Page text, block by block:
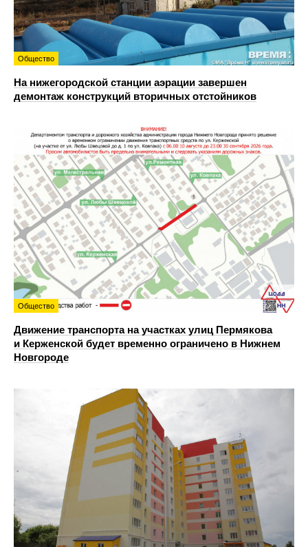
Общество
На нижегородской станции аэрации завершен
демонтаж конструкций вторичных отстойников
Общество
Движение транспорта на участках улиц Пермякова
и Керженской будет временно ограничено в Нижнем
Новгороде